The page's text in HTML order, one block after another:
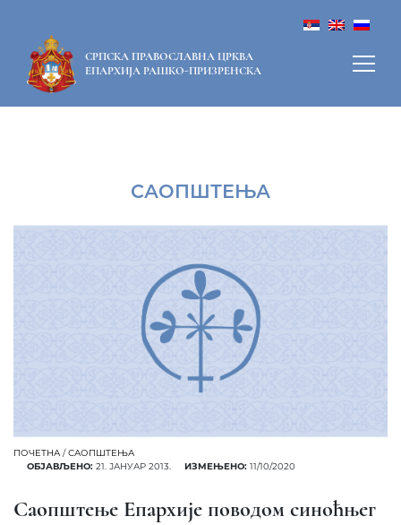
СРПСКА ПРАВОСЛАВНА ЦРКВА
ЕПАРХИЈА РАШКО-ПРИЗРЕНСКА
САОПШТЕЊА
ПОЧЕТНА /САОПШТЕЊА
ОБЈАВЉЕНО: 21. ЈАНУАР 2013. ИЗМЕЊЕНО: 11/10/2020
Саопштење Епархије поводом синоћњег